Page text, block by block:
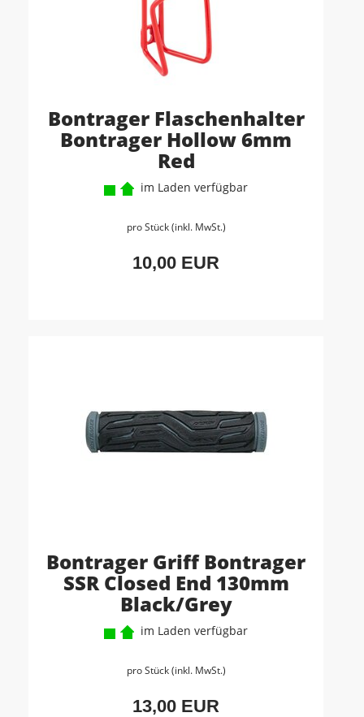
Bontrager Flaschenhalter
Bontrager Hollow 6mm
Red
im Laden verfügbar
pro Stück (inkl. MwSt.)
10,00 EUR
Bontrager Griff Bontrager
SSR Closed End 130mm
Black/Grey
im Laden verfügbar
pro Stück (inkl. MwSt.)
13,00 EUR